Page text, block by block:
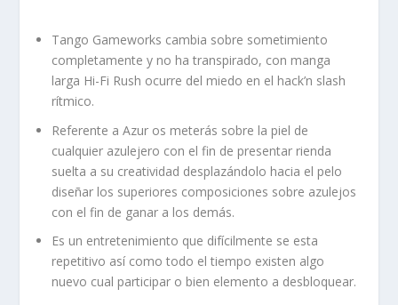
Tango Gameworks cambia sobre sometimiento
completamente y no ha transpirado, con manga
larga Hi-Fi Rush ocurre del miedo en el hack’n slash
rítmico.
Referente a Azur os meterás sobre la piel de
cualquier azulejero con el fin de presentar rienda
suelta a su creatividad desplazándolo hacia el pelo
diseñar los superiores composiciones sobre azulejos
con el fin de ganar a los demás.
Es un entretenimiento que difícilmente se esta
repetitivo así­ como todo el tiempo existen algo
nuevo cual participar o bien elemento a desbloquear.